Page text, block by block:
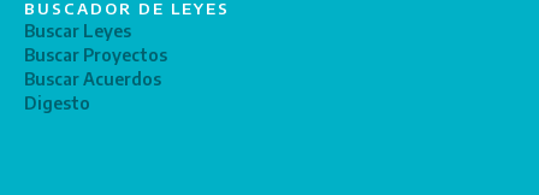
BUSCADOR DE LEYES
Buscar Leyes
Buscar Proyectos
Buscar Acuerdos
Digesto